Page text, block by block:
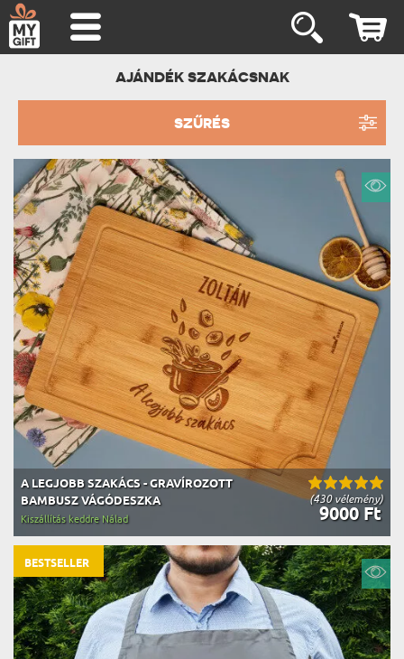
AJÁNDÉK SZAKÁCSNAK
SZŰRÉS
(430 vélemény)
A LEGJOBB SZAKÁCS - GRAVÍROZOTT
BAMBUSZ VÁGÓDESZKA
9000 Ft
Kiszállítás keddre Nálad
BESTSELLER